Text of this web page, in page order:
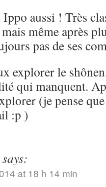
aussi ! Très
même après
pas de ses
explorer le
qui manquent.
(je pense
:p )
says:
at 18 h 14 min